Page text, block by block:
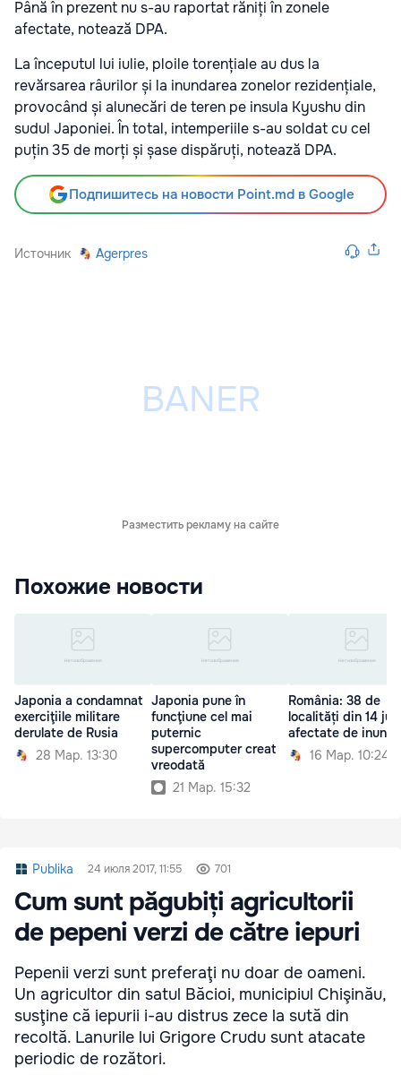
Până în prezent nu s-au raportat răniți în zonele
afectate, notează DPA.
La începutul lui iulie, ploile torențiale au dus la
revărsarea râurilor și la inundarea zonelor rezidențiale,
provocând și alunecări de teren pe insula Kyushu din
sudul Japoniei. În total, intemperiile s-au soldat cu cel
puțin 35 de morți și șase dispăruți, notează DPA.
Подпишитесь на новости Point.md в Google
Источник Agerpres
Разместить рекламу на сайте
Похожие новости
Japonia a condamnat
exerciţiile militare
derulate de Rusia
28 Мар. 13:30
Japonia pune în
funcţiune cel mai
puternic
supercomputer creat
vreodată
21 Мар. 15:32
România: 38 de
localități din 14
afectate de
16 Мар. 10:24
Publika 24 июля 2017, 11:55 701
Cum sunt păgubiți agricultorii
de pepeni verzi de către iepuri
Pepenii verzi sunt preferaţi nu doar de oameni.
Un agricultor din satul Băcioi, municipiul Chişinău,
susţine că iepurii i-au distrus zece la sută din
recoltă. Lanurile lui Grigore Crudu sunt atacate
periodic de rozători.